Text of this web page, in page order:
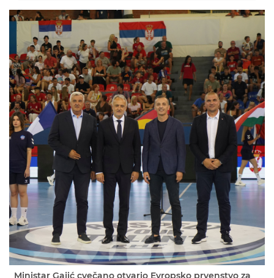
Ministar Gajić cvečano otvario Evropsko prvenstvo za